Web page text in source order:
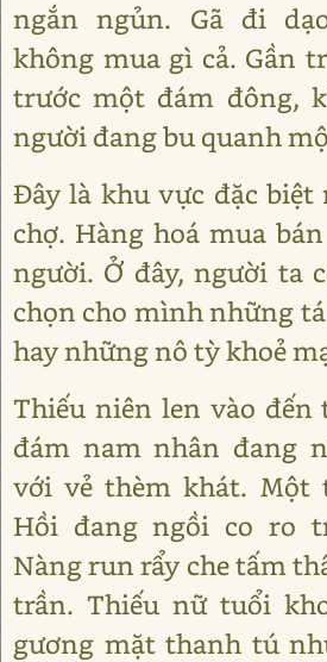
ngắn ngủn. Gã đi
không mua gì cả. Gần
trước một đám đông,
người đang bu quanh
Đây là khu vực đặc
chợ. Hàng hoá mua
người. Ở đây, người ta
chọn cho mình những
hay những nô tỳ khoẻ
Thiếu niên len vào
đám nam nhân đang
với vẻ thèm khát. Một
Hồi đang ngồi co ro
Nàng run rẩy che tấm
trần. Thiếu nữ tuổi
gương mặt thanh tú